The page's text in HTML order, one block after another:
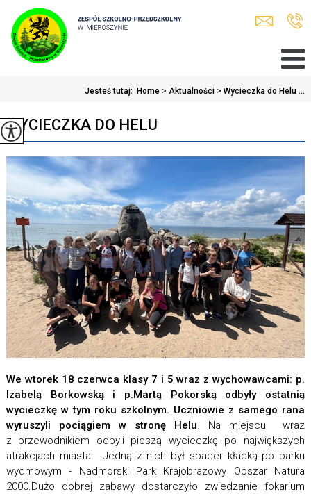
Jesteś tutaj: Home > Aktualności > Wycieczka do Helu ...
WYCIECZKA DO HELU
We wtorek 18 czerwca klasy 7 i 5 wraz z wychowawcami: p.
Izabelą Borkowską i p.Martą Pokorską odbyły ostatnią
wycieczkę w tym roku szkolnym. Uczniowie z samego rana
wyruszyli pociągiem w stronę Helu. Na miejscu wraz
z przewodnikiem odbyli pieszą wycieczkę po największych
atrakcjach miasta. Jedną z nich był spacer kładką po parku
wydmowym - Nadmorski Park Krajobrazowy Obszar Natura
2000.Dużo dobrej zabawy dostarczyło zwiedzanie fokarium